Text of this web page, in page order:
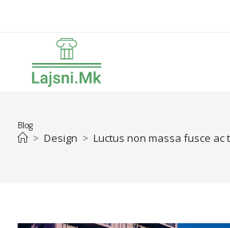
Blog
> Design > Luctus non massa fusce ac